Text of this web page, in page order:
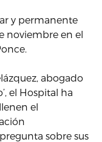
y permanente
noviembre en el
abogado
el Hospital ha
el
sobre sus